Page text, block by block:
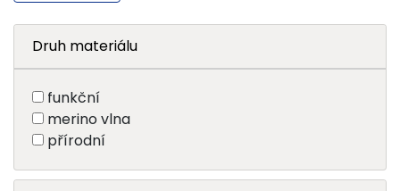
Druh materiálu
funkční
merino vlna
přírodní